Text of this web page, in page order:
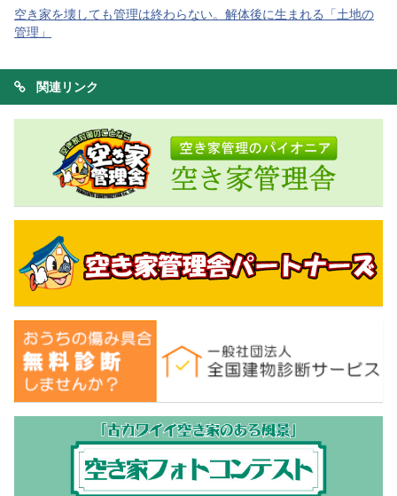
空き家を壊しても管理は終わらない。解体後に生まれる「土地の
管理」
関連リンク